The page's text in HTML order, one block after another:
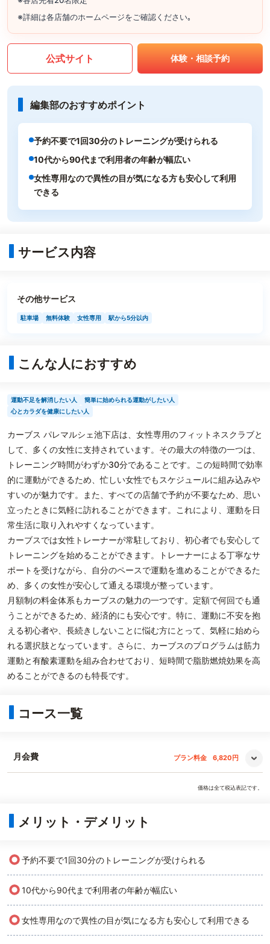
※詳細は各店舗のホームページをご確認ください｡
公式サイト 体験・相談予約
編集部のおすすめポイント
予約不要で1回30分のトレーニングが受けられる
10代から90代まで利用者の年齢が幅広い
女性専用なので異性の目が気になる方も安心して利用
できる
サービス内容
その他サービス
駐車場 無料体験 女性専用 駅から5分以内
こんな人におすすめ
運動不足を解消したい人
簡単に始められる運動がしたい人
心とカラダを健康にしたい人
カーブス パレマルシェ池下店は、女性専用のフィットネスクラブと
して、多くの女性に支持されています。その最大の特徴の一つは、
トレーニング時間がわずか30分であることです。この短時間で効率
的に運動ができるため、忙しい女性でもスケジュールに組み込みや
すいのが魅力です。また、すべての店舗で予約が不要なため、思い
立ったときに気軽に訪れることができます。これにより、運動を日
常生活に取り入れやすくなっています。
カーブスでは女性トレーナーが常駐しており、初心者でも安心して
トレーニングを始めることができます。トレーナーによる丁寧なサ
ポートを受けながら、自分のペースで運動を進めることができるた
め、多くの女性が安心して通える環境が整っています。
月額制の料金体系もカーブスの魅力の一つです。定額で何回でも通
うことができるため、経済的にも安心です。特に、運動に不安を抱
える初心者や、長続きしないことに悩む方にとって、気軽に始めら
れる選択肢となっています。さらに、カーブスのプログラムは筋力
運動と有酸素運動を組み合わせており、短時間で脂肪燃焼効果を高
めることができるのも特長です。
コース一覧
月会費 プラン料金 6,820円
価格は全て税込表記です。
メリット・デメリット
○予約不要で1回30分のトレーニングが受けられる
○10代から90代まで利用者の年齢が幅広い
○女性専用なので異性の目が気になる方も安心して利用できる